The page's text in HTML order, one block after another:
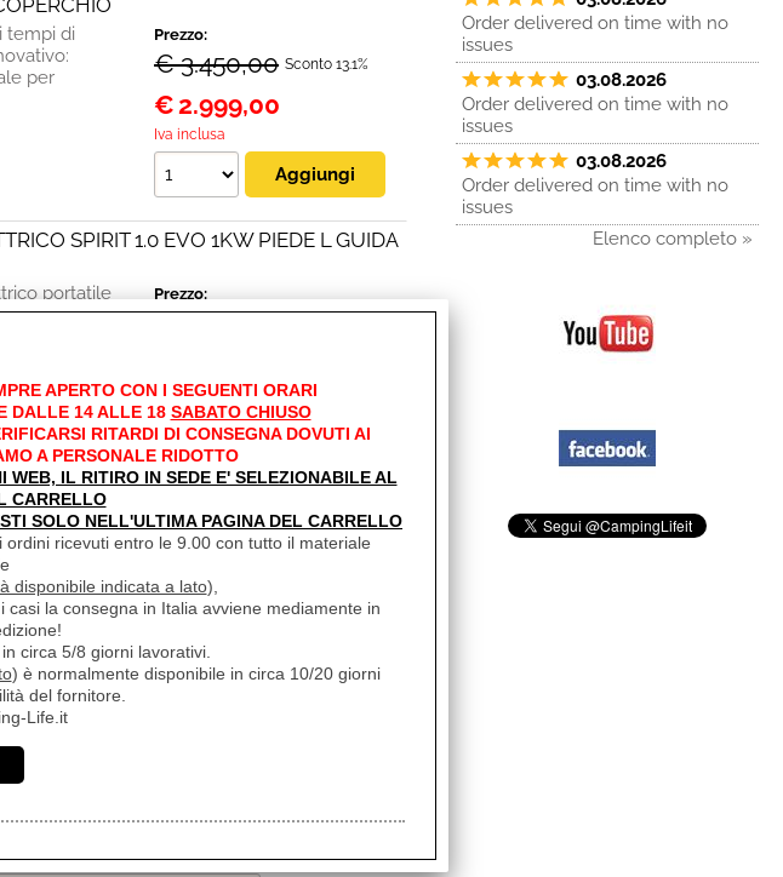
tempi di
per
Prezzo:
€ 3.450,00 Sconto 13.1%
€2.999,00
Iva inclusa
SPIRIT 1.0 EVO 1KW PIEDE L GUIDA
portatile
da pesca e
Prezzo:
€ 2.664,00
Iva inclusa
ARUANA PIEDE L AVV.EL. SCATOLA
TILT
da usare,
sistema di
che coniuga
Prezzo:
€ 6.968,00
€4.500,00
Iva inclusa
Order delivered on time with no
issues
03.08.2026
Order delivered on time with no
issues
03.08.2026
Order delivered on time with no
issues
Elenco completo »
APERTO CON I SEGUENTI ORARI
DALLE 14 ALLE 18 SABATO CHIUSO
RITARDI DI CONSEGNA DOVUTI AI
A PERSONALE RIDOTTO
WEB, IL RITIRO IN SEDE E' SELEZIONABILE AL
CARRELLO
SOLO NELL'ULTIMA PAGINA DEL CARRELLO
ricevuti entro le 9.00 con tutto il materiale
disponibile indicata a lato),
la consegna in Italia avviene mediamente in
circa 5/8 giorni lavorativi.
) è normalmente disponibile in circa 10/20 giorni
del fornitore.
Life.it